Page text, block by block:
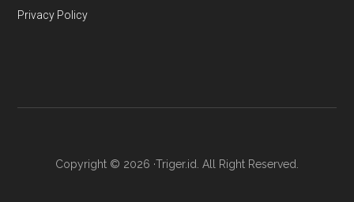
Privacy Policy
Copyright © 2026 ·Triger.id. All Right Reserved.